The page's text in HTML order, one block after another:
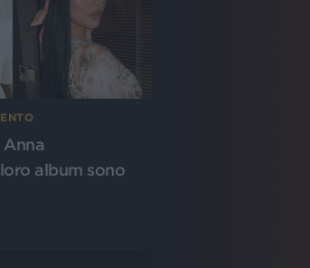
Anna
album sono